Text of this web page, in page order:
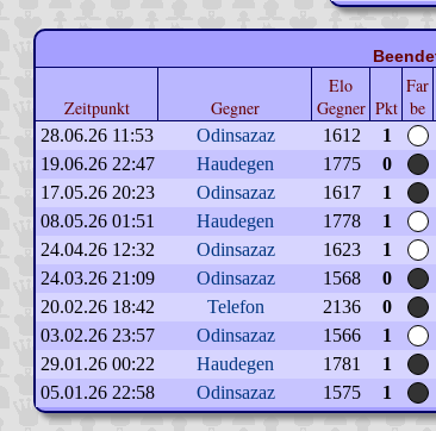
Zeitpunkt Gegner
Elo
Gegner Pkt
Far
be
28.06.26 11:53 Odinsazaz 1612 1
19.06.26 22:47
Haudegen 1775 0
17.05.26 20:23
Odinsazaz 1617 1
08.05.26 01:51
Haudegen 1778 1
24.04.26 12:32
Odinsazaz 1623 1
24.03.26 21:09
Odinsazaz 1568 0
20.02.26 18:42
Telefon 2136 0
03.02.26 23:57
Odinsazaz 1566 1
29.01.26 00:22
Haudegen 1781 1
05.01.26 22:58
Odinsazaz 1575 1